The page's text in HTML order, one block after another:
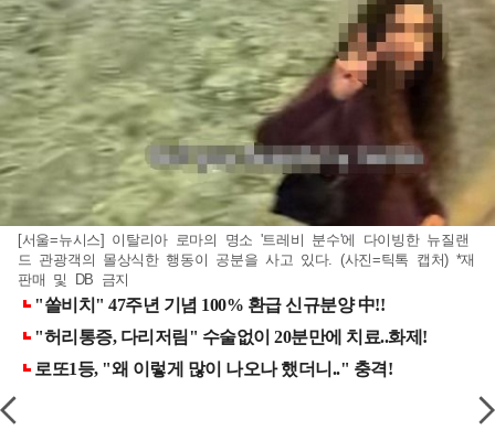
[서울=뉴시스] 이탈리아 로마의 명소 '트레비 분수'에 다이빙한 뉴질랜
드 관광객의 몰상식한 행동이 공분을 사고 있다. (사진=틱톡 캡처) *재
판매 및 DB 금지